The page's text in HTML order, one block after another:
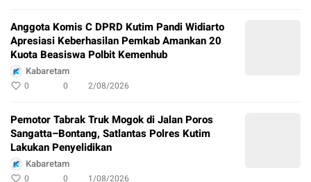
Anggota Komis C DPRD Kutim Pandi Widiarto
Apresiasi Keberhasilan Pemkab Amankan 20
Kuota Beasiswa Polbit Kemenhub
Kabaretam
0 0 2/08/2026
Pemotor Tabrak Truk Mogok di Jalan Poros
Sangatta–Bontang, Satlantas Polres Kutim
Lakukan Penyelidikan
Kabaretam
0 0 1/08/2026